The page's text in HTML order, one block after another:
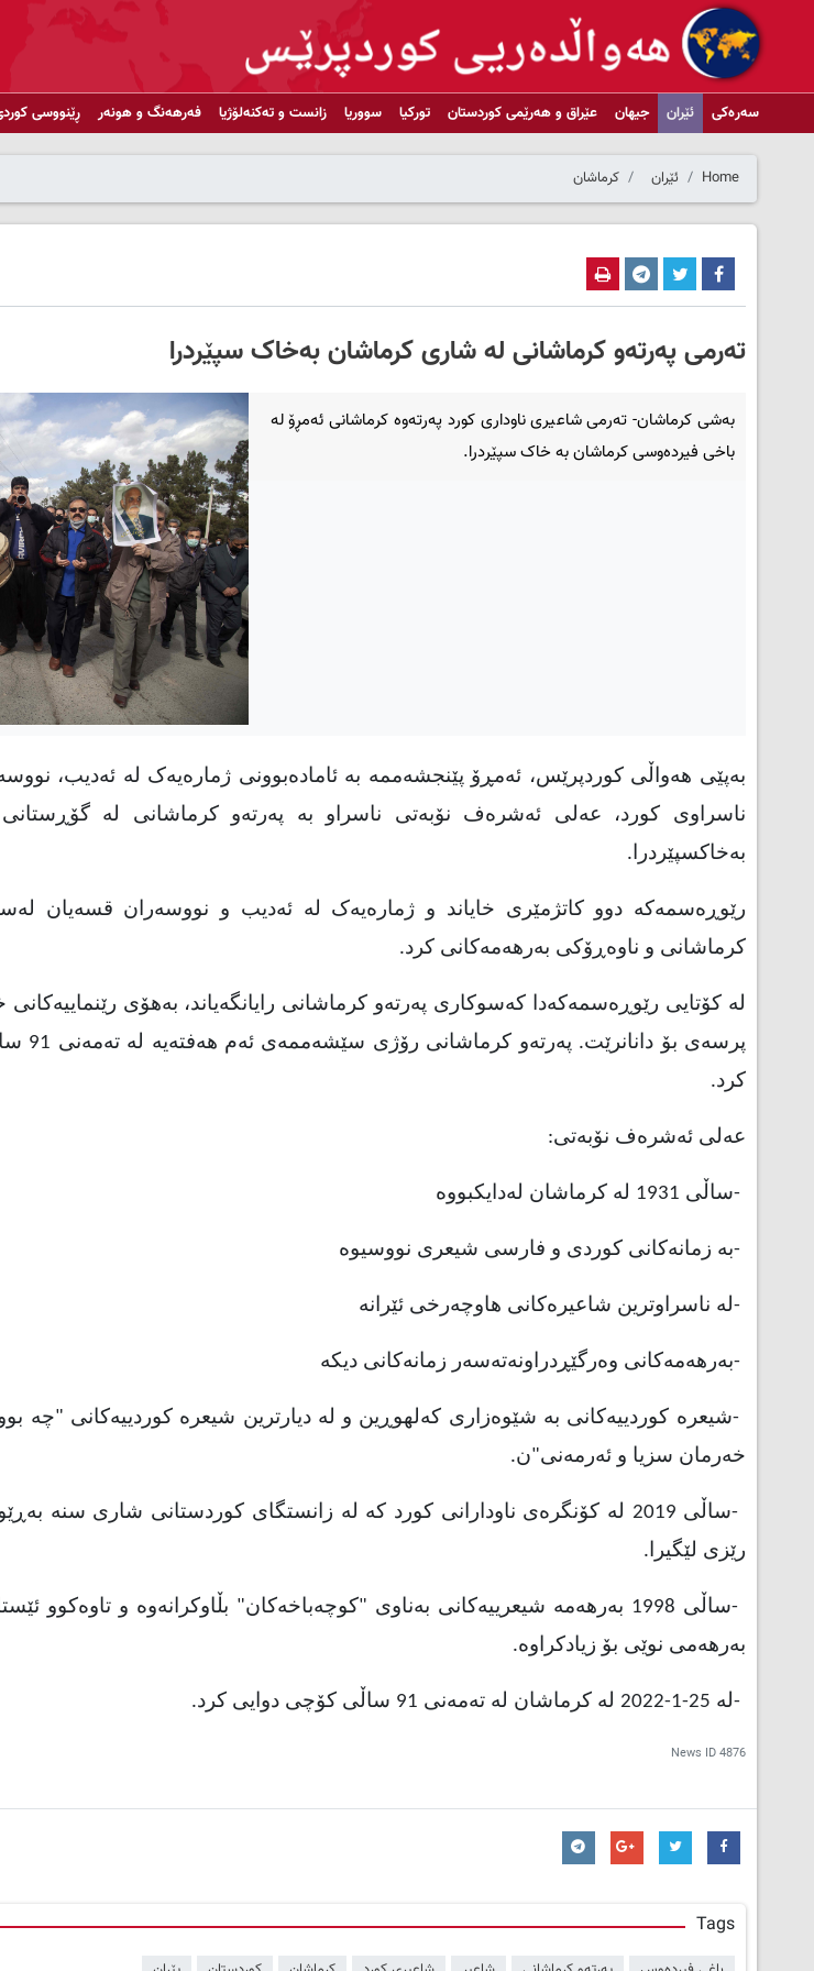
سەرەکی ئێران جیهان عێراق و هەرێمی کوردستان تورکیا سووریا زانست و تەکنەلۆژیا فەرهەنگ و هونەر ڕێنووسی
Home ئێران کرماشان
تەرمی پەرتەو کرماشانی لە شاری کرماشان بەخاک سپێردرا
بەشی کرماشان- تەرمی شاعیری ناوداری کورد پەرتەوە کرماشانی ئەمڕۆ لە
باخی فیردەوسی کرماشان بە خاک سپێردرا.
بەپێی هەواڵی کوردپرێس، ئەمڕۆ پێنجشەممە بە ئامادەبوونی ژمارەیەک لە ئەدیب،
ناسراوی کورد، عەلی ئەشرەف نۆبەتی ناسراو بە پەرتەو کرماشانی لە
بەخاکسپێردرا .
رێوڕەسمەکە دوو کاتژمێری خایاند و ژمارەیەک لە ئەدیب و نووسەران قسەیان
کرماشانی و ناوەڕۆکی بەرهەمەکانی کرد.
لە کۆتایی رێوڕەسمەکەدا کەسوکاری پەرتەو کرماشانی رایانگەیاند، بەهۆی رێنماییەکانی
پرسەی
کرد.
عەلی ئەشرەف نۆبەتی:
-ساڵی 1931 لە کرماشان لەدایکبووە
-بە زمانەکانی کوردی و فارسی شیعری نووسیوە
-لە ناسراوترین شاعیرەکانی هاوچەرخی ئێرانە
-بەرهەمەکانی وەرگێڕدراونەتەسەر زمانەکانی دیکە
-شیعرە کوردییەکانی بە شێوەزاری کەلهوڕین و لە دیارترین شیعرە کوردییەکانی "چە
خەرمان سزیا و ئەرمەنی"ن.
-
ساڵی 2019 لە کۆنگرەی ناودارانی کورد کە لە زانستگای کوردستانی شاری سنە
رێزی لێگیرا .
-
ساڵی 1998 بەرهەمە شیعرییەکانی بەناوی "کوچەباخەکان" بڵاوکرانەوە و تاوەکوو
بەرهەمی نوێی بۆ زیادکراوە.
-لە 25-1-2022 لە کرماشان لە تەمەنی 91 ساڵی کۆچی دوایی کرد.
News ID4876
Tags